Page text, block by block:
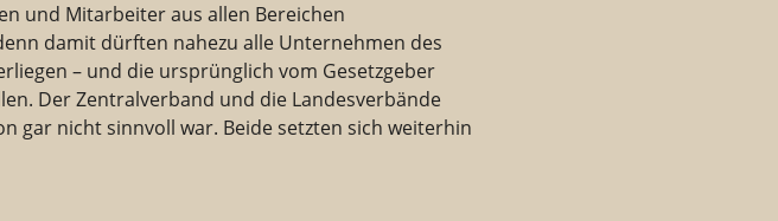
und Mitarbeiter aus allen Bereichen
damit dürften nahezu alle Unternehmen des
– und die ursprünglich vom Gesetzgeber
Der Zentralverband und die Landesverbände
gar nicht sinnvoll war. Beide setzten sich weiterhin